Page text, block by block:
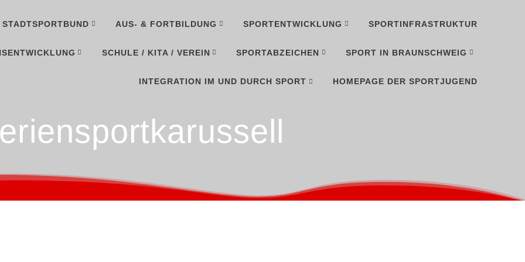
STADTSPORTBUND AUS- & FORTBILDUNG SPORTENTWICKLUNG SPORTINFRASTRUKTUR
SCHULE / KITA / VEREIN SPORTABZEICHEN SPORT IN BRAUNSCHWEIG
INTEGRATION IM UND DURCH SPORT HOMEPAGE DER SPORTJUGEND